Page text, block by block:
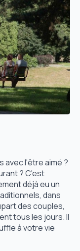
avec l'être aimé ?
? C'est
déjà eu un
dans
des couples,
tous les jours. Il
à votre vie